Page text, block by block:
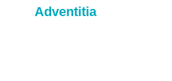
Adventitia